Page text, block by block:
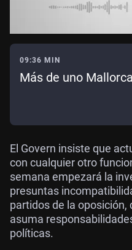
09:36 MIN
Más de uno
El Govern insiste que
con cualquier otro
semana empezará la
presuntas
partidos de la oposición,
asuma
políticas.